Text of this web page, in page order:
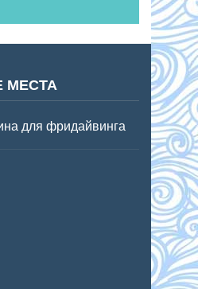
МЕСТА
для фридайвинга